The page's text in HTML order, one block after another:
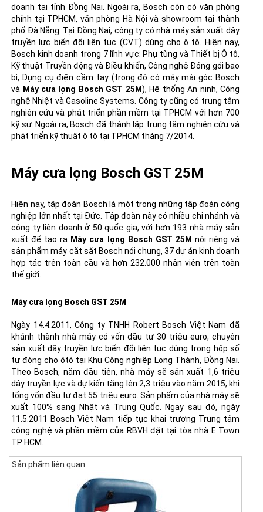
doanh tại tỉnh Đồng Nai. Ngoài ra, Bosch còn có văn phòng
chính tại TPHCM, văn phòng Hà Nội và showroom tại thành
phố Đà Nẵng. Tại Đồng Nai, công ty có nhà máy sản xuất dây
truyền lực biến đổi liên tục (CVT) dùng cho ô tô. Hiện nay,
Bosch kinh doanh trong 7 lĩnh vực: Phụ tùng và Thiết bị Ô tô,
Kỹ thuật Truyền động và Điều khiển, Công nghệ Đóng gói bao
bì, Dụng cụ điện cầm tay(trong đó có máy mài góc Bosch
và Máy cưa lọng Bosch GST 25M), Hệ thống An ninh, Công
nghệ Nhiệt và Gasoline Systems. Công ty cũng có trung tâm
nghiên cứu và phát triển phần mềm tại TPHCM với hơn 700
kỹ sư. Ngoài ra, Bosch đã thành lập trung tâm nghiên cứu và
phát triển kỹ thuật ô tô tại TPHCM tháng 7/2014.
Máy cưa lọng Bosch GST 25M
Hiện nay, tập đoàn Bosch là một trong những tập đoàn công
nghiệp lớn nhất tại Đức. Tập đoàn này có nhiều chi nhánh và
công ty liên doanh ở 50 quốc gia, với hơn 193 nhà máy sản
xuất để tạo ra Máy cưa lọng Bosch GST 25M nói riêng và
sản phẩmmáy cắt sắt Bosch nói chung, 37 dự án kinh doanh
hợp tác trên toàn cầu và hơn 232.000 nhân viên trên toàn
thế giới.
Máy cưa lọng Bosch GST 25M
Ngày 14.4.2011, Công ty TNHH Robert Bosch Việt Nam đã
khánh thành nhà máy có vốn đầu tư 30 triệu euro, chuyên
sản xuất dây truyền lực biến đổi liên tục dùng trong hộp số
tự động cho ôtô tại Khu Công nghiệp Long Thành, Đồng Nai.
Theo Bosch, năm đầu tiên, nhà máy sẽ sản xuất 1,6 triệu
dây truyền lực và dự kiến tăng lên 2,3 triệu vào năm 2015, khi
tổng vốn đầu tư đạt 55 triệu euro. Sản phẩm của nhà máy sẽ
xuất 100% sang Nhật và Trung Quốc. Ngay sau đó, ngày
11.5.2011 Bosch Việt Nam tiếp tục khai trương Trung tâm
công nghệ và phần mềm của RBVH đặt tại tòa nhà E Town
TP HCM.
Sản phẩm liên quan